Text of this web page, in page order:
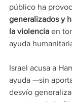
público ha
generalizados y
la violencia en
ayuda
Israel acusa a
ayuda —sin
desvío